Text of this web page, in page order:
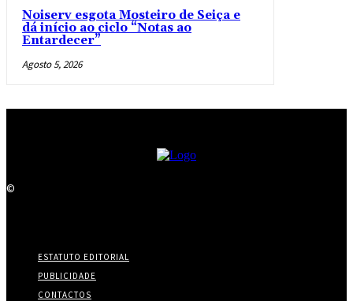
Noiserv esgota Mosteiro de Seiça e
dá início ao ciclo “Notas ao
Entardecer”
Agosto 5, 2026
©
ESTATUTO EDITORIAL
PUBLICIDADE
CONTACTOS